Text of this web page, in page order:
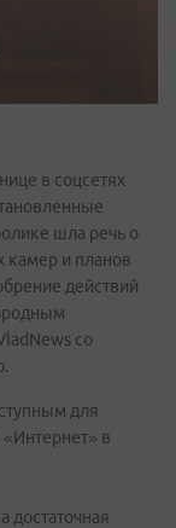
в соцсетях
шла речь о
камер и планов
действий
со
для
«Интернет» в
достаточная